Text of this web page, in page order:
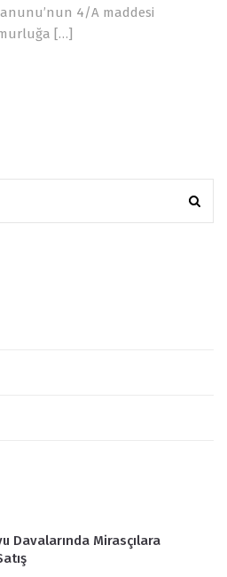
4/A maddesi
[…]
Davalarında Mirasçılara